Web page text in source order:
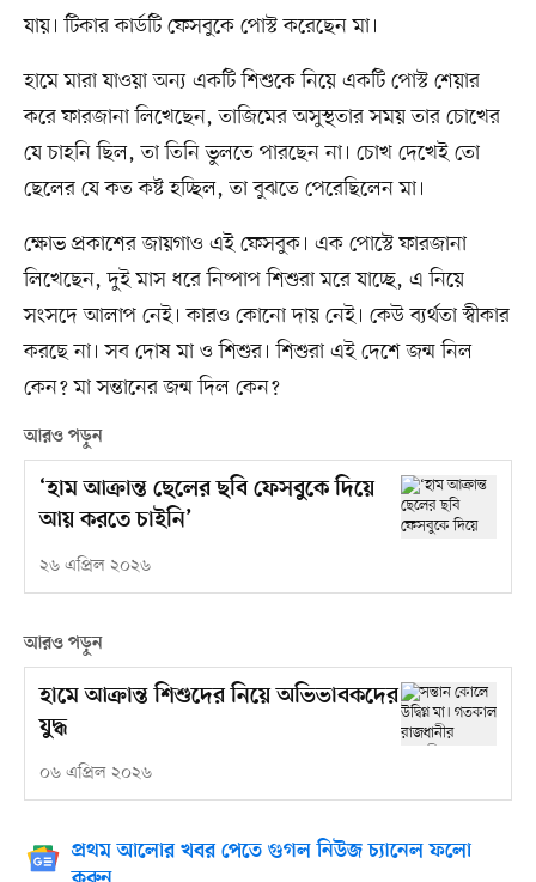
যায়। টিকার কার্ডটি ফেসবুকে পোস্ট করেছেন মা।
হামে মারা যাওয়া অন্য একটি শিশুকে নিয়ে একটি পোস্ট শেয়ার
করে ফারজানা লিখেছেন, তাজিমের অসুস্থতার সময় তার চোখের
যে চাহনি ছিল, তা তিনি ভুলতে পারছেন না। চোখ দেখেই তো
ছেলের যে কত কষ্ট হচ্ছিল, তা বুঝতে পেরেছিলেন মা।
ক্ষোভ প্রকাশের জায়গাও এই ফেসবুক। এক পোস্টে ফারজানা
লিখেছেন, দুই মাস ধরে নিষ্পাপ শিশুরা মরে যাচ্ছে, এ নিয়ে
সংসদে আলাপ নেই। কারও কোনো দায় নেই। কেউ ব্যর্থতা স্বীকার
করছে না। সব দোষ মা ও শিশুর। শিশুরা এই দেশে জন্ম নিল
কেন? মা সন্তানের জন্ম দিল কেন?
আরও পড়ুন
‘হাম আক্রান্ত ছেলের ছবি ফেসবুকে দিয়ে
আয় করতে চাইনি’
২৬ এপ্রিল ২০২৬
আরও পড়ুন
হামে আক্রান্ত শিশুদের নিয়ে অভিভাবকদের
যুদ্ধ
০৬ এপ্রিল ২০২৬
প্রথম আলোর খবর পেতে গুগল নিউজ চ্যানেল ফলো